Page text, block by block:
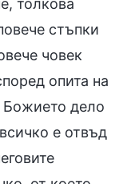
стъпки
човек
опита на
Божието дело
е отвъд